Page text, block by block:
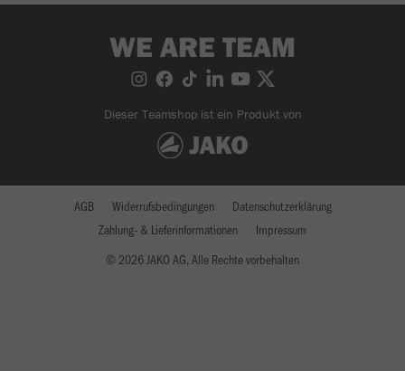
WE ARE TEAM
Dieser Teamshop ist ein Produkt von
© 2026 JAKO AG, Alle Rechte vorbehalten
AGB Widerrufsbedingungen
Datenschutzerklärung
Zahlung- & Lieferinformationen
Impressum